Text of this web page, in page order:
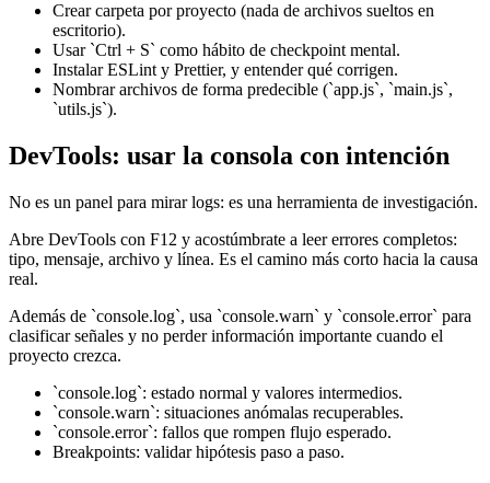
Crear carpeta por proyecto (nada de archivos sueltos en
escritorio).
Usar `Ctrl + S` como hábito de checkpoint mental.
Instalar ESLint y Prettier, y entender qué corrigen.
Nombrar archivos de forma predecible (`app.js`, `main.js`,
`utils.js`).
DevTools: usar la consola con intención
No es un panel para mirar logs: es una herramienta de investigación.
Abre DevTools con F12 y acostúmbrate a leer errores completos:
tipo, mensaje, archivo y línea. Es el camino más corto hacia la causa
real.
Además de `console.log`, usa `console.warn` y `console.error` para
clasificar señales y no perder información importante cuando el
proyecto crezca.
`console.log`: estado normal y valores intermedios.
`console.warn`: situaciones anómalas recuperables.
`console.error`: fallos que rompen flujo esperado.
Breakpoints: validar hipótesis paso a paso.